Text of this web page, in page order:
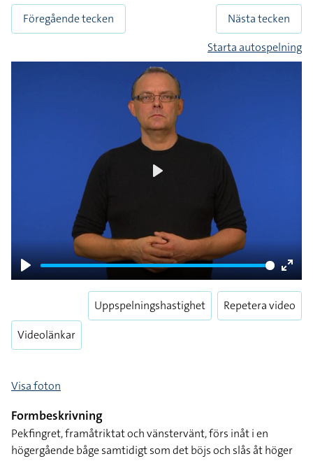
Föregående tecken
Nästa tecken
Starta autospelning
Play
Enter
Videolänkar
Uppspelningshastighet Repetera video
Visa foton
Formbeskrivning
Pekfingret, framåtriktat och vänstervänt, förs inåt i en
högergående båge samtidigt som det böjs och slås åt höger